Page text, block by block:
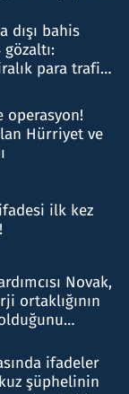
dışı bahis
para trafiği
operasyon!
Hürriyet ve
ilk kez
Novak,
ortaklığının
ifadeler
şüphelinin